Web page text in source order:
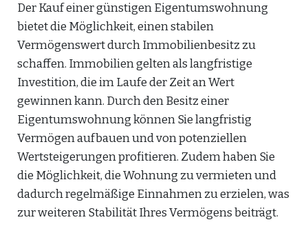
Der Kauf einer günstigen Eigentumswohnung
bietet die Möglichkeit, einen stabilen
Vermögenswert durch Immobilienbesitz zu
schaffen. Immobilien gelten als langfristige
Investition, die im Laufe der Zeit an Wert
gewinnen kann. Durch den Besitz einer
Eigentumswohnung können Sie langfristig
Vermögen aufbauen und von potenziellen
Wertsteigerungen profitieren. Zudem haben Sie
die Möglichkeit, die Wohnung zu vermieten und
dadurch regelmäßige Einnahmen zu erzielen, was
zur weiteren Stabilität Ihres Vermögens beiträgt.